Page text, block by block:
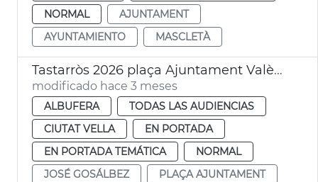
NORMAL
AJUNTAMENT
AYUNTAMIENTO
MASCLETÀ
Tastarròs 2026 plaça Ajuntament València
modificado hace 3 meses
ALBUFERA
TODAS LAS AUDIENCIAS
CIUTAT VELLA
EN PORTADA
EN PORTADA TEMÁTICA
NORMAL
JOSÉ GOSÁLBEZ
PLAÇA AJUNTAMENT